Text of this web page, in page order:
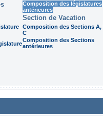
Composition des législatures
antérieures
Section de Vacation
Composition des Sections A,
C
Composition des Sections
antérieures